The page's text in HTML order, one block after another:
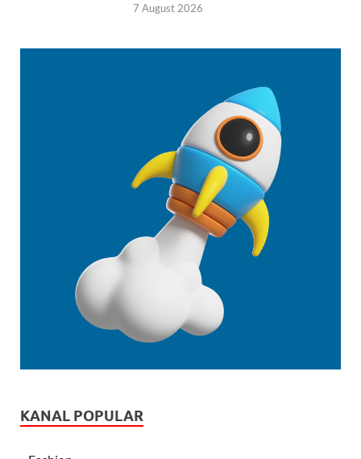
7 August 2026
KANAL POPULAR